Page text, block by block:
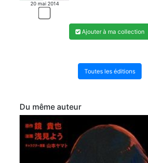
20 mai 2014
Ajouter à ma collection
Toutes les éditions
Du même auteur